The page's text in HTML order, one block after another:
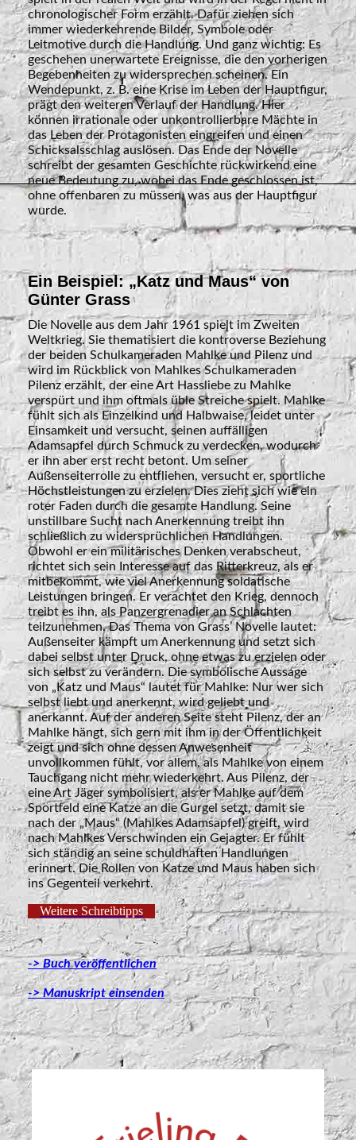
chronologischer Form erzählt. Dafür ziehen sich
immer wiederkehrende Bilder, Symbole oder
Leitmotive durch die Handlung. Und ganz wichtig: Es
geschehen unerwartete Ereignisse, die den vorherigen
Begebenheiten zu widersprechen scheinen. Ein
Wendepunkt, z. B. eine Krise im Leben der Hauptfigur,
prägt den weiteren Verlauf der Handlung. Hier
können irrationale oder unkontrollierbare Mächte in
das Leben der Protagonisten eingreifen und einen
Schicksalsschlag auslösen. Das Ende der Novelle
schreibt der gesamten Geschichte rückwirkend eine
neue Bedeutung zu, wobei das Ende geschlossen ist,
ohne offenbaren zu müssen, was aus der Hauptfigur
wurde.
Ein Beispiel: „Katz und Maus“ von
Günter Grass
Die Novelle aus dem Jahr 1961 spielt im Zweiten
Weltkrieg. Sie thematisiert die kontroverse Beziehung
der beiden Schulkameraden Mahlke und Pilenz und
wird im Rückblick von Mahlkes Schulkameraden
Pilenz erzählt, der eine Art Hassliebe zu Mahlke
verspürt und ihm oftmals üble Streiche spielt. Mahlke
fühlt sich als Einzelkind und Halbwaise, leidet unter
Einsamkeit und versucht, seinen auffälligen
Adamsapfel durch Schmuck zu verdecken, wodurch
er ihn aber erst recht betont. Um seiner
Außenseiterrolle zu entfliehen, versucht er, sportliche
Höchstleistungen zu erzielen. Dies zieht sich wie ein
roter Faden durch die gesamte Handlung. Seine
unstillbare Sucht nach Anerkennung treibt ihn
schließlich zu widersprüchlichen Handlungen.
Obwohl er ein militärisches Denken verabscheut,
richtet sich sein Interesse auf das Ritterkreuz, als er
mitbekommt, wie viel Anerkennung soldatische
Leistungen bringen. Er verachtet den Krieg, dennoch
treibt es ihn, als Panzergrenadier an Schlachten
teilzunehmen. Das Thema von Grass’ Novelle lautet:
Außenseiter kämpft um Anerkennung und setzt sich
dabei selbst unter Druck, ohne etwas zu erzielen oder
sich selbst zu verändern. Die symbolische Aussage
von „Katz und Maus“ lautet für Mahlke: Nur wer sich
selbst liebt und anerkennt, wird geliebt und
anerkannt. Auf der anderen Seite steht Pilenz, der an
Mahlke hängt, sich gern mit ihm in der Öffentlichkeit
zeigt und sich ohne dessen Anwesenheit
unvollkommen fühlt, vor allem, als Mahlke von einem
Tauchgang nicht mehr wiederkehrt. Aus Pilenz, der
eine Art Jäger symbolisiert, als er Mahlke auf dem
Sportfeld eine Katze an die Gurgel setzt, damit sie
nach der „Maus“ (Mahlkes Adamsapfel) greift, wird
nach Mahlkes Verschwinden ein Gejagter. Er fühlt
sich ständig an seine schuldhaften Handlungen
erinnert. Die Rollen von Katze und Maus haben sich
ins Gegenteil verkehrt.
Weitere Schreibtipps
-> Buch veröffentlichen
-> Manuskript einsenden